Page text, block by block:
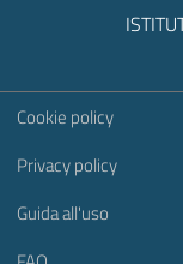
Sezione
Cookie policy
Privacy policy
Guida all'uso